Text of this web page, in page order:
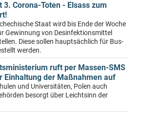
3. Corona-Toten - Elsass zum
Staat wird bis Ende der Woche
Gewinnung von Desinfektionsmittel
Diese sollen hauptsächlich für Bus-
werden.
ruft per Massen-SMS
Einhaltung der Maßnahmen auf
und Universitäten, Polen auch
besorgt über Leichtsinn der